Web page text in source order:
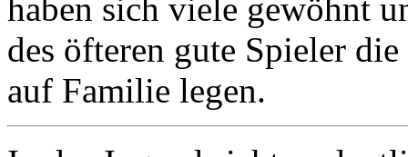
haben sich viele gewöhnt
des öfteren gute Spieler
auf Familie legen.